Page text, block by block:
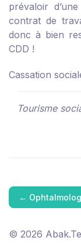
prévaloir
contrat de
donc à bien
CDD !
Cassation
Tourisme
←
© 2026